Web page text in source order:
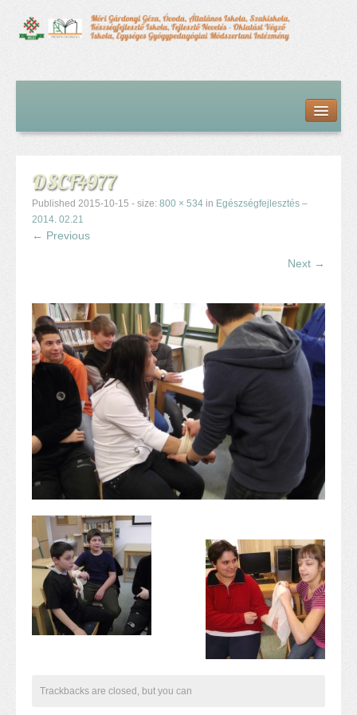
Hírfolyam
Alapdokumentumok
Intézményvezetői megbízás dokumentumai
Órarendek (2025/26. tanév)
Szakképzés
Diákigazolvány
Középfokú beiskolázás a 2026-2027-ös tanévben
Középfokú eredmények
Alapítvány
Pedagógiai szakmai ellenőrzés
Gyermek- és ifjúságvédelem
Étlap
Projektjeink
Digitális témahét 2016
EFOP-3.1.6
TÁMOP 2.2.7.A-13/1
TÁMOP-3.1.4-12/2
Projektbeszámolók
Egészségnap
Informatika Szakkör
Konfliktuskezelés
Erdei túra
DSCF4977
Published 2015-10-15 - size: 800 × 534 in Egészségfejlesztés –
2014. 02.21
← Previous
Next →
Trackbacks are closed, but you can